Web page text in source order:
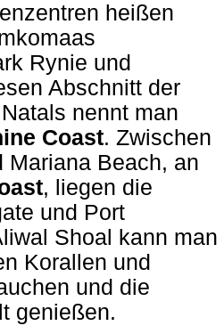
heißen
Rynie und
Abschnitt der
nennt man
Coast. Zwischen
Mariana Beach, an
, liegen die
und Port
Shoal kann man
Korallen und
und die
genießen.